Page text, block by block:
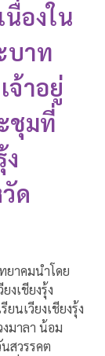
องใน
บาท
จ้าอยู่
ชุมที่
ด
ยาคมนำโดย
งเชียงรุ้ง
ยนเวียงเชียงรุ้ง
มาลา น้อม
สวรรคต